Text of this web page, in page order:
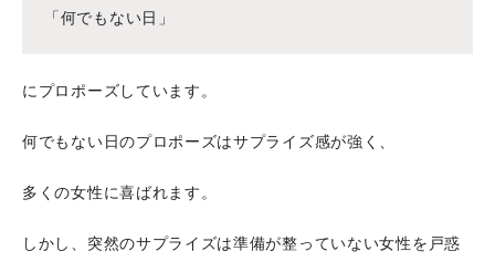
「何でもない日」
にプロポーズしています。
何でもない日のプロポーズはサプライズ感が強く、
多くの女性に喜ばれます。
しかし、突然のサプライズは準備が整っていない女性を戸惑